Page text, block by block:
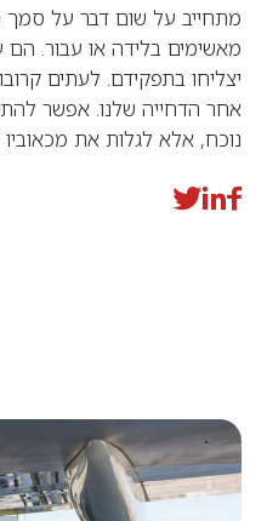
מתחייב על שום דבר על סמך
מאשימים בלידה או עבור.
יצליחו בתפקידם. לעתים
אחר הדחייה שלנו. אפשר
נוכח, אלא לגלות את